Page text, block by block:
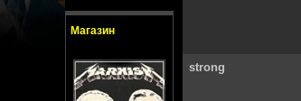
Магазин
strong